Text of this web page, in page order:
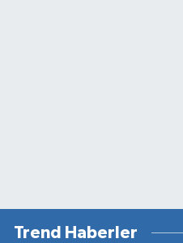
Trend Haberler